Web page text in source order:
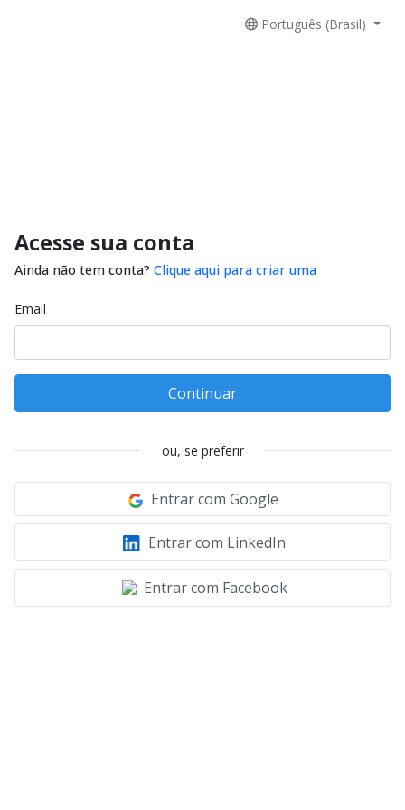
Português (Brasil)
Acesse sua conta
Ainda não tem conta? Clique aqui para criar uma
Email
Continuar
ou, se preferir
Entrar com Google
Entrar com LinkedIn
Entrar com Facebook